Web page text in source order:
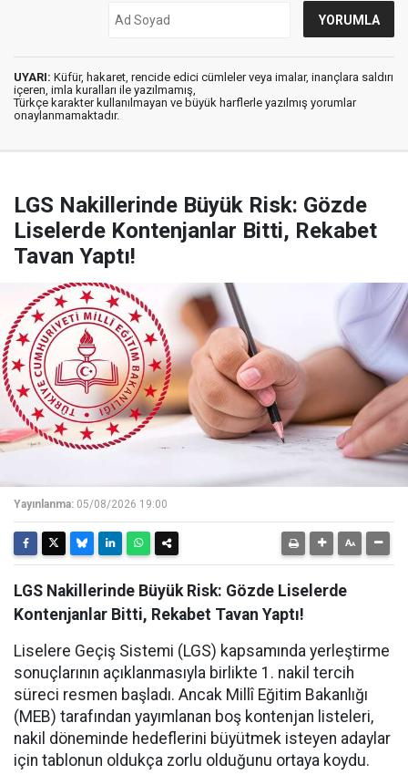
UYARI: Küfür, hakaret, rencide edici cümleler veya imalar, inançlara saldırı
içeren, imla kuralları ile yazılmamış,
Türkçe karakter kullanılmayan ve büyük harflerle yazılmış yorumlar
onaylanmamaktadır.
LGS Nakillerinde Büyük Risk: Gözde
Liselerde Kontenjanlar Bitti, Rekabet
Tavan Yaptı!
Yayınlanma: 05/08/2026 19:00
LGS Nakillerinde Büyük Risk: Gözde Liselerde
Kontenjanlar Bitti, Rekabet Tavan Yaptı!
Liselere Geçiş Sistemi (LGS) kapsamında yerleştirme
sonuçlarının açıklanmasıyla birlikte 1. nakil tercih
süreci resmen başladı. Ancak Millî Eğitim Bakanlığı
(MEB) tarafından yayımlanan boş kontenjan listeleri,
nakil döneminde hedeflerini büyütmek isteyen adaylar
için tablonun oldukça zorlu olduğunu ortaya koydu.